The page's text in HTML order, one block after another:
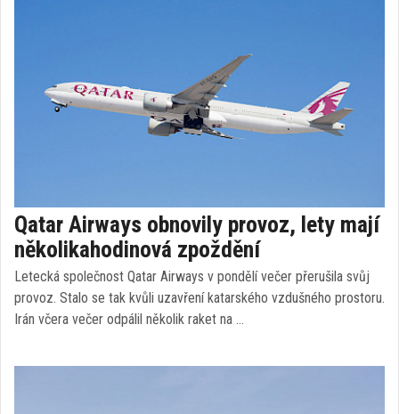
Qatar Airways obnovily provoz, lety mají
několikahodinová zpoždění
Letecká společnost Qatar Airways v pondělí večer přerušila svůj
provoz. Stalo se tak kvůli uzavření katarského vzdušného prostoru.
Irán včera večer odpálil několik raket na …